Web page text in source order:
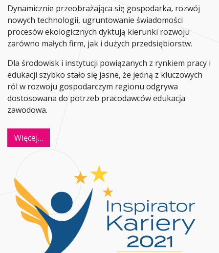
Dynamicznie przeobrażająca się gospodarka, rozwój
nowych technologii, ugruntowanie świadomości
procesów ekologicznych dyktują kierunki rozwoju
zarówno małych firm, jak i dużych przedsiębiorstw.
Dla środowisk i instytucji powiązanych z rynkiem pracy i
edukacji szybko stało się jasne, że jedną z kluczowych
ról w rozwoju gospodarczym regionu odgrywa
dostosowana do potrzeb pracodawców edukacja
zawodowa.
Więcej…